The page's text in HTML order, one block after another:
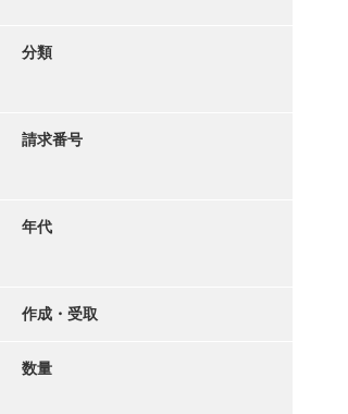
分類
請求番号
年代
作成・受取
数量